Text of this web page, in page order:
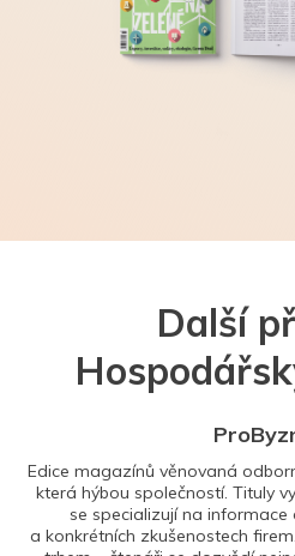
Další
Edice magazínů věnovaná
která hýbou společností. Tituly
se specializují na informace
a konkrétních zkušenostech